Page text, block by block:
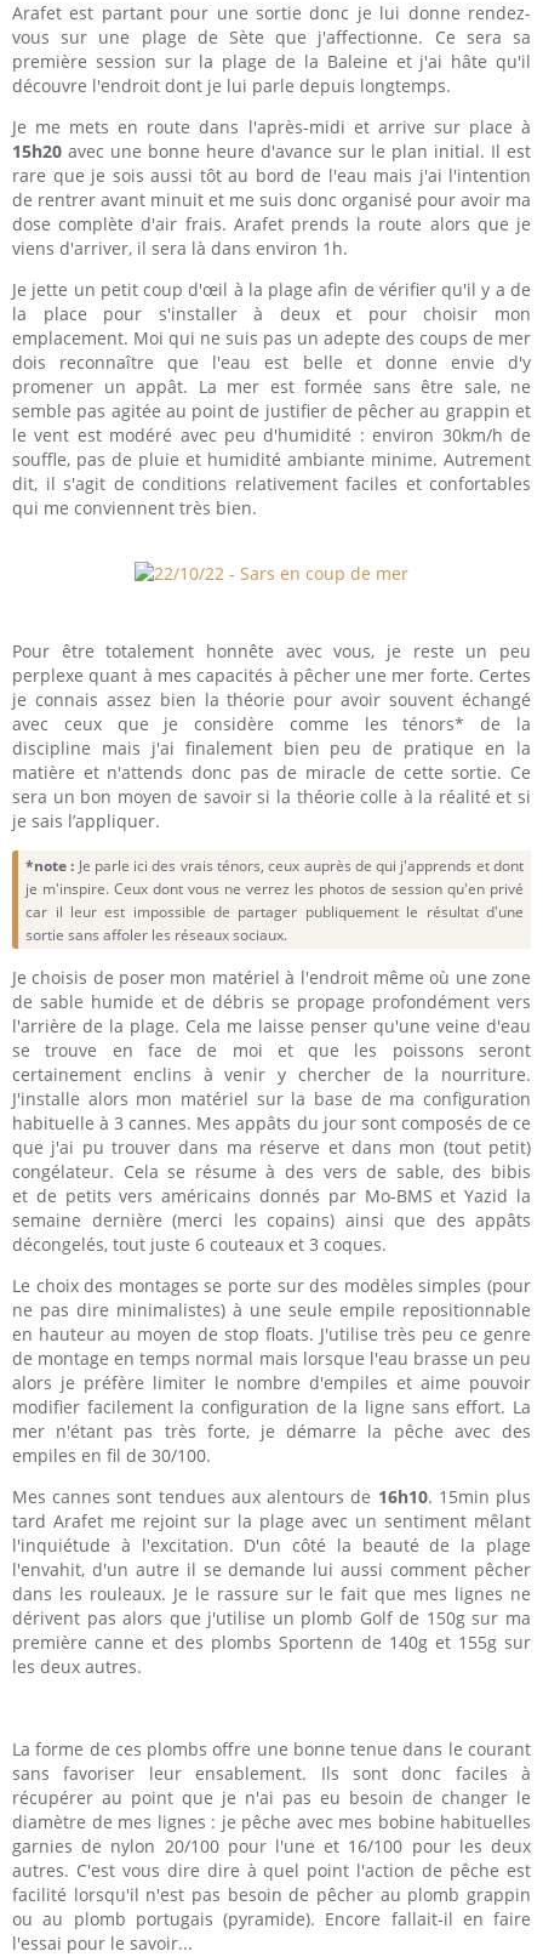
Arafet est partant pour une sortie donc je lui donne rendez-
vous sur une plage de Sète que j'affectionne. Ce sera sa
première session sur la plage de la Baleine et j'ai hâte qu'il
découvre l'endroit dont je lui parle depuis longtemps.
Je me mets en route dans l'après-midi et arrive sur place à
15h20 avec une bonne heure d'avance sur le plan initial. Il est
rare que je sois aussi tôt au bord de l'eau mais j'ai l'intention
de rentrer avant minuit et me suis donc organisé pour avoir ma
dose complète d'air frais. Arafet prends la route alors que je
viens d'arriver, il sera là dans environ 1h.
Je jette un petit coup d'œil à la plage afin de vérifier qu'il y a de
la place pour s'installer à deux et pour choisir mon
emplacement. Moi qui ne suis pas un adepte des coups de mer
dois reconnaître que l'eau est belle et donne envie d'y
promener un appât. La mer est formée sans être sale, ne
semble pas agitée au point de justifier de pêcher au grappin et
le vent est modéré avec peu d'humidité : environ 30km/h de
souffle, pas de pluie et humidité ambiante minime. Autrement
dit, il s'agit de conditions relativement faciles et confortables
qui me conviennent très bien.
Pour être totalement honnête avec vous, je reste un peu
perplexe quant à mes capacités à pêcher une mer forte. Certes
je connais assez bien la théorie pour avoir souvent échangé
avec ceux que je considère comme les ténors* de la
discipline mais j'ai finalement bien peu de pratique en la
matière et n'attends donc pas de miracle de cette sortie. Ce
sera un bon moyen de savoir si la théorie colle à la réalité et si
je sais l’appliquer.
*note : Je parle ici des vrais ténors, ceux auprès de qui j'apprends et dont
je m'inspire. Ceux dont vous ne verrez les photos de session qu'en privé
car il leur est impossible de partager publiquement le résultat d'une
sortie sans affoler les réseaux sociaux.
Je choisis de poser mon matériel à l'endroit même où une zone
de sable humide et de débris se propage profondément vers
l'arrière de la plage. Cela me laisse penser qu'une veine d'eau
se trouve en face de moi et que les poissons seront
certainement enclins à venir y chercher de la nourriture.
J'installe alors mon matériel sur la base de ma configuration
habituelle à 3 cannes. Mes appâts du jour sont composés de ce
que j'ai pu trouver dans ma réserve et dans mon (tout petit)
congélateur. Cela se résume à des vers de sable, des bibis
et de petits vers américains donnés par Mo-BMS et Yazid la
semaine dernière (merci les copains) ainsi que des appâts
décongelés, tout juste 6 couteaux et 3 coques.
Le choix des montages se porte sur des modèles simples (pour
ne pas dire minimalistes) à une seule empile repositionnable
en hauteur au moyen de stop floats. J'utilise très peu ce genre
de montage en temps normal mais lorsque l'eau brasse un peu
alors je préfère limiter le nombre d'empiles et aime pouvoir
modifier facilement la configuration de la ligne sans effort. La
mer n'étant pas très forte, je démarre la pêche avec des
empiles en fil de 30/100.
Mes cannes sont tendues aux alentours de 16h10. 15min plus
tard Arafet me rejoint sur la plage avec un sentiment mêlant
l'inquiétude à l'excitation. D'un côté la beauté de la plage
l'envahit, d'un autre il se demande lui aussi comment pêcher
dans les rouleaux. Je le rassure sur le fait que mes lignes ne
dérivent pas alors que j'utilise un plomb Golf de 150g sur ma
première canne et des plombs Sportenn de 140g et 155g sur
les deux autres.
La forme de ces plombs offre une bonne tenue dans le courant
sans favoriser leur ensablement. Ils sont donc faciles à
récupérer au point que je n'ai pas eu besoin de changer le
diamètre de mes lignes : je pêche avec mes bobine habituelles
garnies de nylon 20/100 pour l'une et 16/100 pour les deux
autres. C'est vous dire dire à quel point l'action de pêche est
facilité lorsqu'il n'est pas besoin de pêcher au plomb grappin
ou au plomb portugais (pyramide). Encore fallait-il en faire
l'essai pour le savoir...